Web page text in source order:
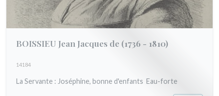
BOISSIEU Jean Jacques de (1736 - 1810)
14184
La Servante : Joséphine, bonne d'enfants Eau-forte